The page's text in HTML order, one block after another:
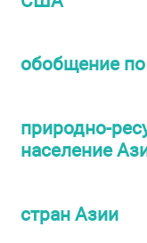
обобщение
природно-
население
стран Азии